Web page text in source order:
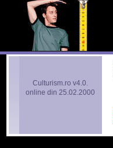
Culturism.ro v4.0.
online din 25.02.2000